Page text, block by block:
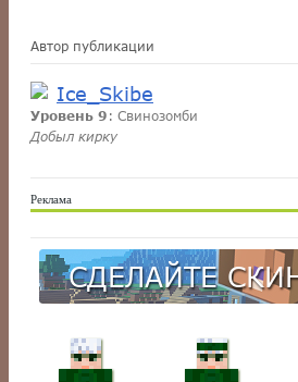
Автор публикации
Ice_Skibe
Уровень 9 : Свинозомби
Добыл кирку
Реклама
СДЕЛАЙТЕ